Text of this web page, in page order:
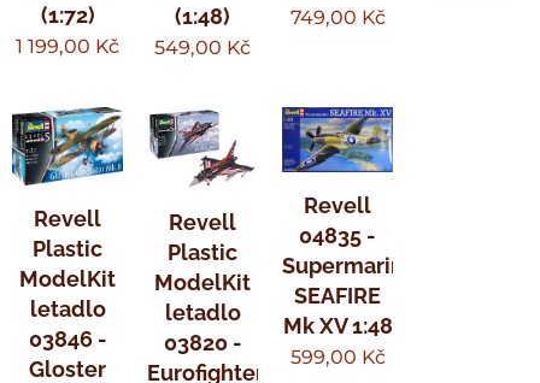
(1:72)
1 199,00 Kč
(1:48)
549,00 Kč
749,00 Kč
Revell
Plastic
ModelKit
letadlo
03846 -
Gloster
Revell
Plastic
ModelKit
letadlo
03820 -
Eurofighter
Revell
04835 -
Supermarine
SEAFIRE
Mk XV 1:48
599,00 Kč